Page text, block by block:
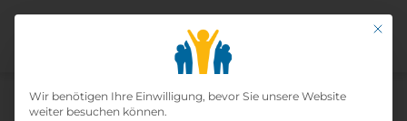
Home»Lehrbetriebe»XEOMETRIC GmbH
Mit
Datenschutz-
Wir benötigen Ihre Einwilligung, bevor Sie unsere Website
weiter besuchen können.